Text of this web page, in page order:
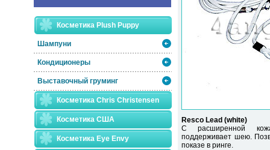
Косметика Plush Puppy
Шампуни
Кондиционеры
Выставочный груминг
Косметика Chris Christensen
Косметика США
Косметика Eye Envy
Resco Lead (white)
С расширенной
поддерживает шею.
показе в ринге.